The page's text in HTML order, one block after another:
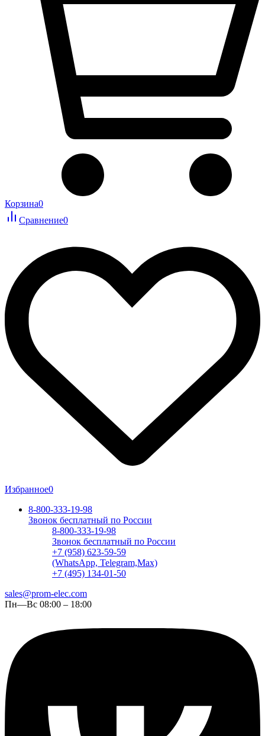
Корзина0
Сравнение0
Избранное0
8-800-333-19-98
Звонок бесплатный по России
8-800-333-19-98
Звонок бесплатный по России
+7 (958) 623-59-59
(WhatsApp, Telegram,Max)
+7 (495) 134-01-50
sales@prom-elec.com
Пн—Вс 08:00 – 18:00